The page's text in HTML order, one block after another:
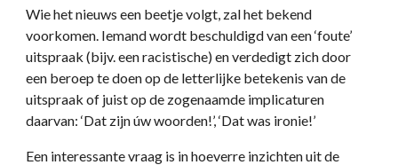
Wie het nieuws een beetje volgt, zal het bekend
voorkomen. Iemand wordt beschuldigd van een ‘foute’
uitspraak (bijv. een racistische) en verdedigt zich door
een beroep te doen op de letterlijke betekenis van de
uitspraak of juist op de zogenaamde implicaturen
daarvan: ‘Dat zijn úw woorden!’, ‘Dat was ironie!’
Een interessante vraag is in hoeverre inzichten uit de